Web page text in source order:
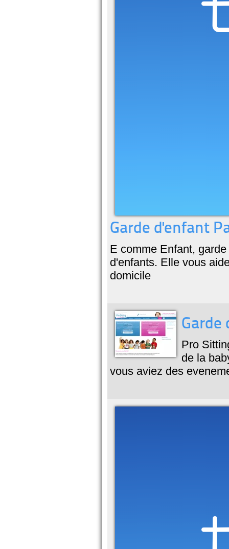
Garde d'enfant
E comme Enfant,
d'enfants. Elle vous
domicile
Garde
Pro
de la
vous aviez des